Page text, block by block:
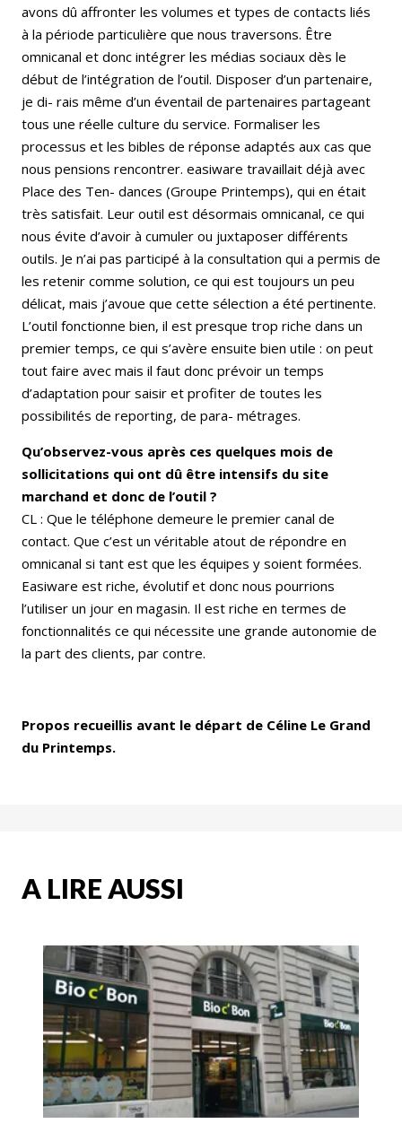
avons dû affronter les volumes et types de contacts liés
à la période particulière que nous traversons. Être
omnicanal et donc intégrer les médias sociaux dès le
début de l’intégration de l’outil. Disposer d’un partenaire,
je di- rais même d’un éventail de partenaires partageant
tous une réelle culture du service. Formaliser les
processus et les bibles de réponse adaptés aux cas que
nous pensions rencontrer. easiware travaillait déjà avec
Place des Ten- dances (Groupe Printemps), qui en était
très satisfait. Leur outil est désormais omnicanal, ce qui
nous évite d’avoir à cumuler ou juxtaposer différents
outils. Je n’ai pas participé à la consultation qui a permis de
les retenir comme solution, ce qui est toujours un peu
délicat, mais j’avoue que cette sélection a été pertinente.
L’outil fonctionne bien, il est presque trop riche dans un
premier temps, ce qui s’avère ensuite bien utile : on peut
tout faire avec mais il faut donc prévoir un temps
d’adaptation pour saisir et profiter de toutes les
possibilités de reporting, de para- métrages.
Qu’observez-vous après ces quelques mois de
sollicitations qui ont dû être intensifs du site
marchand et donc de l’outil ?
CL : Que le téléphone demeure le premier canal de
contact. Que c’est un véritable atout de répondre en
omnicanal si tant est que les équipes y soient formées.
Easiware est riche, évolutif et donc nous pourrions
l’utiliser un jour en magasin. Il est riche en termes de
fonctionnalités ce qui nécessite une grande autonomie de
la part des clients, par contre.
Propos recueillis avant le départ de Céline Le Grand
du Printemps.
A LIRE AUSSI